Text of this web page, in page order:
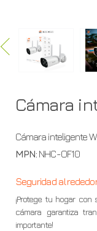
Cámara
Cámara inteligente
MPN: NHC-OF10
Seguridad
¡Protege tu hogar
cámara garantiza
importante!